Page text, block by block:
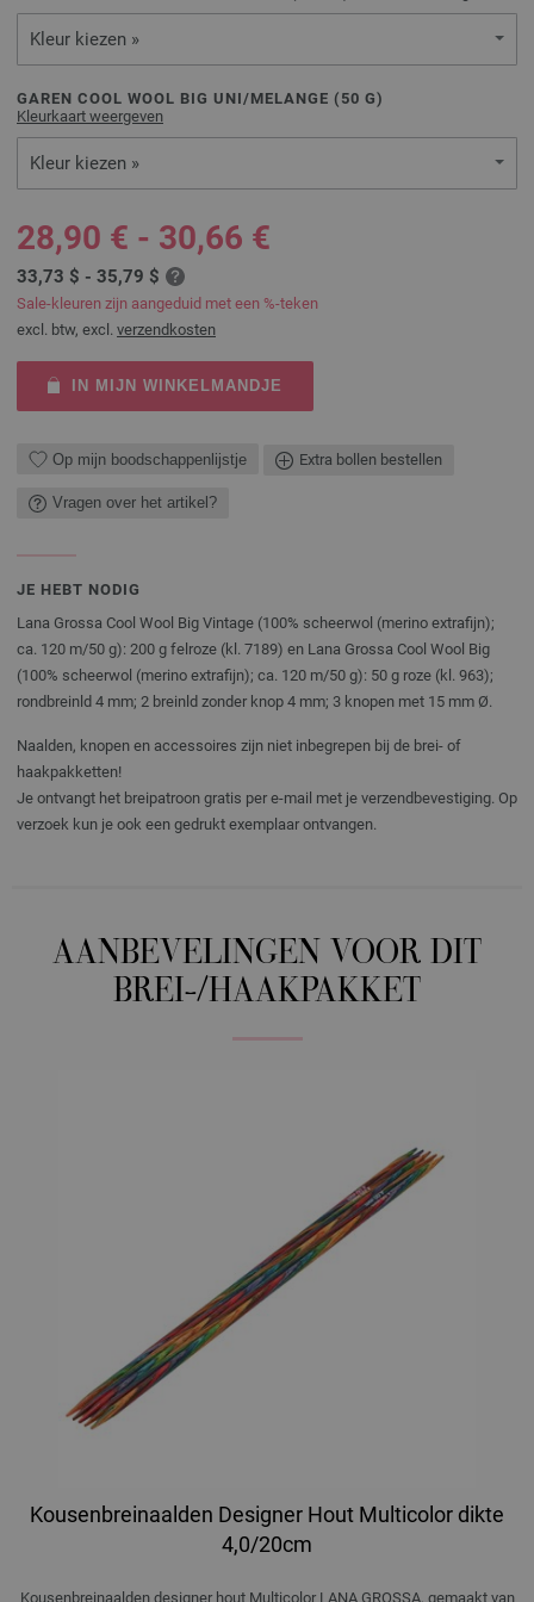
Kleur kiezen »
GAREN COOL WOOL BIG UNI/MELANGE ( 50 G)
Kleurkaart weergeven
Kleur kiezen »
28,90 € - 30,66 €
33,73 $ - 35,79 $
Sale-kleuren zijn aangeduid met een %-teken
excl. btw, excl. verzendkosten
IN MIJN WINKELMANDJE
Op mijn boodschappenlijstje Extra bollen bestellen
Vragen over het artikel?
JE HEBT NODIG
Lana Grossa Cool Wool Big Vintage (100% scheerwol (merino extrafijn);
ca. 120 m/50 g): 200 g felroze (kl. 7189) en Lana Grossa Cool Wool Big
(100% scheerwol (merino extrafijn); ca. 120 m/50 g): 50 g roze (kl. 963);
rondbreinld 4 mm; 2 breinld zonder knop 4 mm; 3 knopen met 15 mm Ø.
Naalden, knopen en accessoires zijn niet inbegrepen bij de brei- of
haakpakketten!
Je ontvangt het breipatroon gratis per e-mail met je verzendbevestiging. Op
verzoek kun je ook een gedrukt exemplaar ontvangen.
AANBEVELINGEN VOOR DIT
BREI-/HAAKPAKKET
Kousenbreinaalden Designer Hout Multicolor dikte
4,0/20cm
Kousenbreinaalden designer hout Multicolor LANA GROSSA, gemaakt van